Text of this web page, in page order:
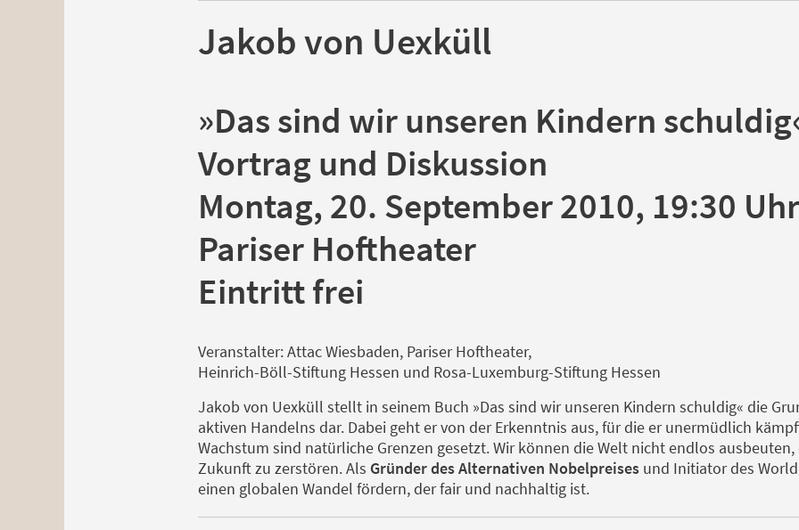
Jakob von Uexküll
»Das sind wir unseren Kindern
Vortrag und Diskussion
Montag, 20. September 2010, 19:30 Uhr
Pariser Hoftheater
Eintritt frei
Veranstalter: Attac Wiesbaden, Pariser Hoftheater,
Heinrich-Böll-Stiftung Hessen und Rosa-Luxemburg-Stiftung Hessen
Jakob von Uexküll stellt in seinem Buch »Das sind wir unseren Kindern schuldig« die
aktiven Handelns dar. Dabei geht er von der Erkenntnis aus, für die er unermüdlich
Wachstum sind natürliche Grenzen gesetzt. Wir können die Welt nicht endlos
Zukunft zu zerstören. Als Gründer des Alternativen Nobelpreises und Initiator des
einen globalen Wandel fördern, der fair und nachhaltig ist.